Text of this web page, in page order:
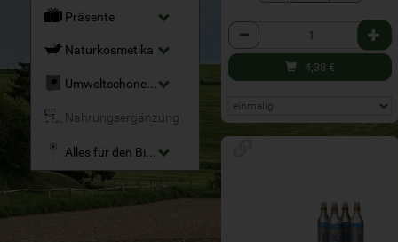
Präsente
Naturkosmetika
Umweltschonende Reinigungsmittel
Nahrungsergänzung
Alles für den Bio-Garten
Anzahl
4,38 €